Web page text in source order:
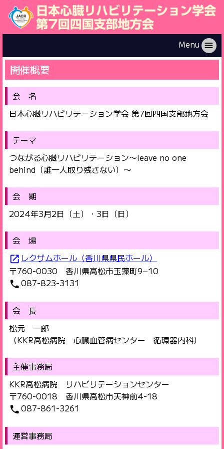
Menu menu
開催概要
会 名
日本心臓リハビリテーション学会 第7回四国支部地方会
テーマ
つながる心臓リハビリテーション～leave no one
behind（誰一人取り残さない）～
会 期
2024年3月2日（土）・3日（日）
会 場
open_in_new レクザムホール（香川県県民ホール）
〒760-0030 香川県高松市玉藻町9−10
phone087-823-3131
会 長
松元 一郎
（KKR高松病院 心臓血管病センター 循環器内科）
主催事務局
KKR高松病院 リハビリテーションセンター
〒760-0018 香川県高松市天神前4-18
phone087-861-3261
運営事務局